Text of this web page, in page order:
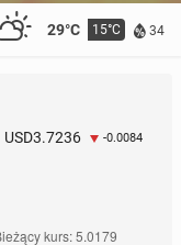
29°C 15°C 34
USD3.7236 -0.0084